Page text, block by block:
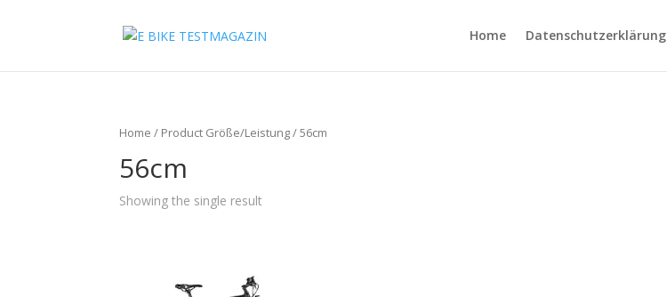
Home Datenschutzerklärung
Home / Product Größe/Leistung / 56cm
56cm
Showing the single result